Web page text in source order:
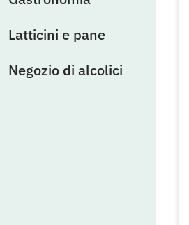
Latticini e pane
Negozio di alcolici